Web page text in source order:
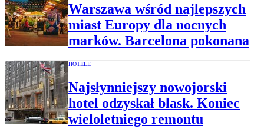
Warszawa wśród najlepszych
miast Europy dla nocnych
marków. Barcelona pokonana
HOTELE
Najsłynniejszy nowojorski
hotel odzyskał blask. Koniec
wieloletniego remontu